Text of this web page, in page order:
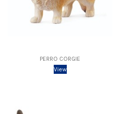
PERRO CORGIE
View